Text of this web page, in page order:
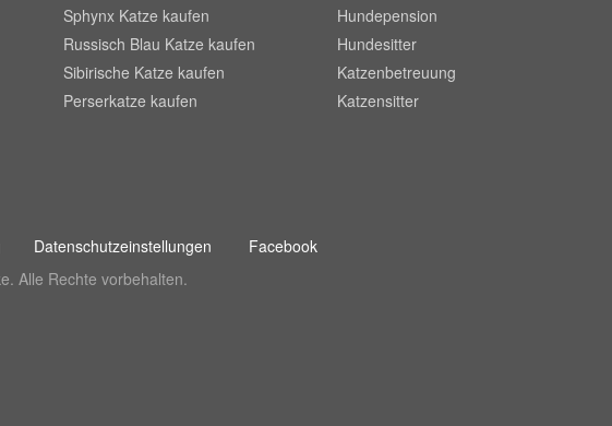
Sphynx Katze kaufen
Russisch Blau Katze kaufen
Sibirische Katze kaufen
Perserkatze kaufen
Hundepension
Hundesitter
Katzenbetreuung
Katzensitter
Datenschutzeinstellungen
Facebook
Alle Rechte vorbehalten.